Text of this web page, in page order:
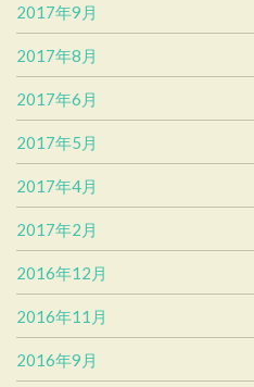
2017年9月
2017年8月
2017年6月
2017年5月
2017年4月
2017年2月
2016年12月
2016年11月
2016年9月